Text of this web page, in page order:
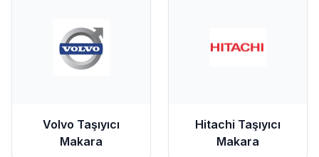
Volvo Taşıyıcı
Makara
Hitachi Taşıyıcı
Makara